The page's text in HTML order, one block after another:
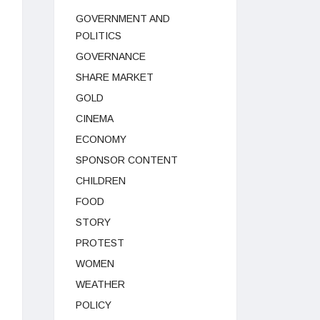
GOVERNMENT AND
POLITICS
GOVERNANCE
SHARE MARKET
GOLD
CINEMA
ECONOMY
SPONSOR CONTENT
CHILDREN
FOOD
STORY
PROTEST
WOMEN
WEATHER
POLICY